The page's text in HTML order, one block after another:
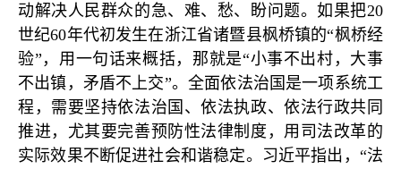
动解决人民群众的急、难、愁、盼问题。如果把20
世纪60年代初发生在浙江省诸暨县枫桥镇的“枫桥经
验”，用一句话来概括，那就是“小事不出村，大事
不出镇，矛盾不上交”。全面依法治国是一项系统工
程，需要坚持依法治国、依法执政、依法行政共同
推进，尤其要完善预防性法律制度，用司法改革的
实际效果不断促进社会和谐稳定。习近平指出，“法